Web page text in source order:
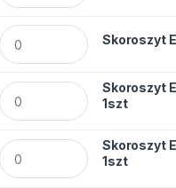
Skoroszyt ELBA oczkowy
Skoroszyt
Skoroszyt ELBA oczkowy
Skoroszyt
1szt
Skoroszyt ELBA oczkowy
Skoroszyt
1szt